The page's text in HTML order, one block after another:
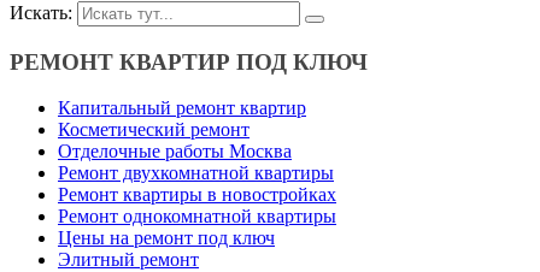
Искать:
РЕМОНТ КВАРТИР ПОД КЛЮЧ
Капитальный ремонт квартир
Косметический ремонт
Отделочные работы Москва
Ремонт двухкомнатной квартиры
Ремонт квартиры в новостройках
Ремонт однокомнатной квартиры
Цены на ремонт под ключ
Элитный ремонт